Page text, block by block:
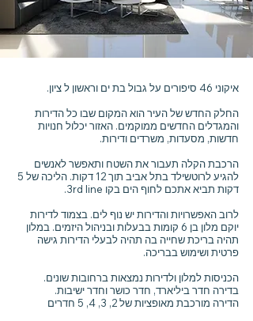
איקוני 46 סיפורים על גבול בת ים וראשון ל ציון.
החלק החדש של העיר הוא המקום שבו כל הדירות
והמגדלים החדשים ממוקמים. האזור יכלול חנויות
חדשות, מסעדות, משרדים ודירות.
הרכבת הקלה תעבור את השטח ותאפשר לאנשים
להגיע לרוטשילד בתל אביב תוך 12 דקות. הליכה של 5
דקות תביא אתכם לחוף הים בקו 3rd line.
לרוב האפשרויות והדירות יש נוף לים. בצמוד לדירות
יוקם מלון בן 6 קומות בבעלות ובניהול היזמים. במלון
תהיה בריכת שחייה בה תהיה לבעלי הדירות גישה
פרטית ושימוש בבריכה.
הכניסות למלון ולדירות נמצאות ברחובות שונים.
בדירה חדר ביליארד, חדר כושר וחדר ישיבות.
הדירה מורכבת מאופציות של 2, 3, 4, 5 חדרים